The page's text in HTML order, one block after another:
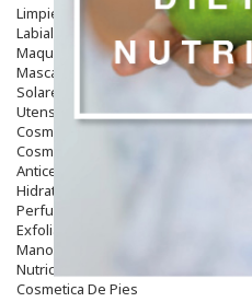
Limpieza
Labiales
Maquillajes Y Color
Mascarillas
Solares
Utensilios
Cosmética Capilar
Cosmética Corporal
Anticelulíticos
Hidratantes Corporales
Perfumes Y Colonias
Exfoliantes Corporales
Manos Y Uñas
Nutricosmética
Cosmetica De Pies